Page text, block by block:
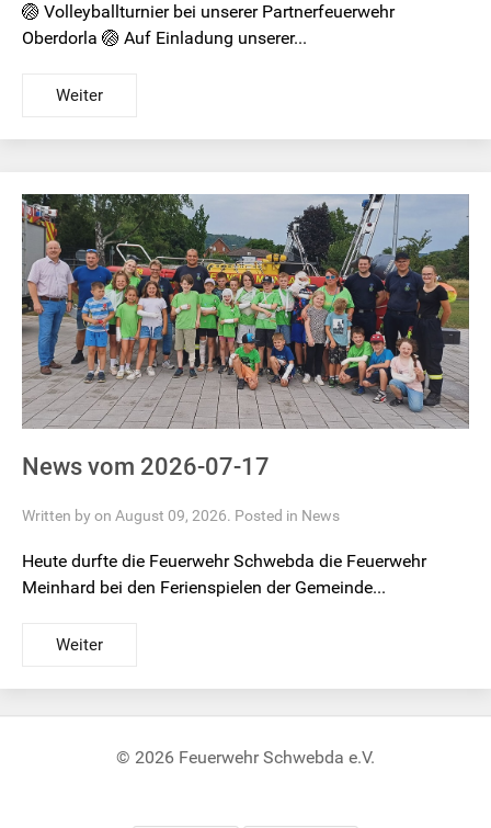
🏐 Volleyballturnier bei unserer Partnerfeuerwehr
Oberdorla 🏐 Auf Einladung unserer...
Weiter
News vom 2026-07-17
Written by on August 09, 2026. Posted in News
Heute durfte die Feuerwehr Schwebda die Feuerwehr
Meinhard bei den Ferienspielen der Gemeinde...
Weiter
© 2026 Feuerwehr Schwebda e.V.